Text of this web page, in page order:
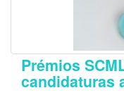
Prémios
candidaturas